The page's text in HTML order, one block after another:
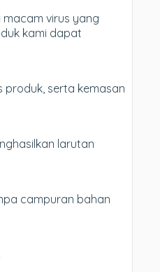
macam virus yang
kami dapat
produk, serta kemasan
larutan
campuran bahan